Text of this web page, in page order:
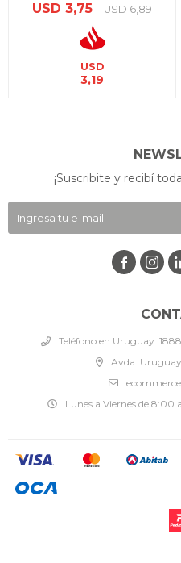
USD 3,75 USD 6,89
USD
3,19
Teléfono en Uruguay:
Avda.
Lunes a Viernes de 8:00
¡Suscribite y recibí
 